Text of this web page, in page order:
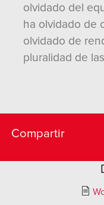
olvidado del
ha olvidado de
olvidado de
pluralidad de
Compartir